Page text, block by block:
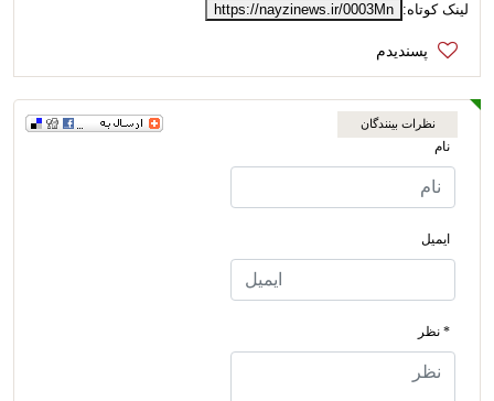
لینک کوتاه: https://nayzinews.ir/0003Mn
نظرات بینندگان
نام
ایمیل
* نظر